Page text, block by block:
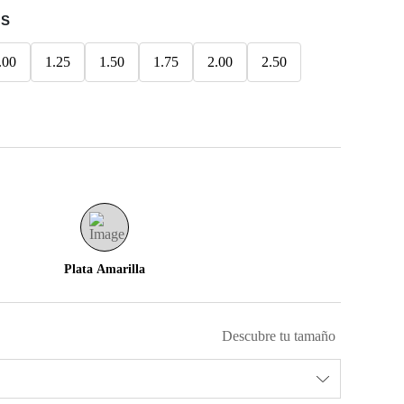
1.25 1.50 1.75 2.00 2.50
Plata Amarilla
Descubre tu tamaño